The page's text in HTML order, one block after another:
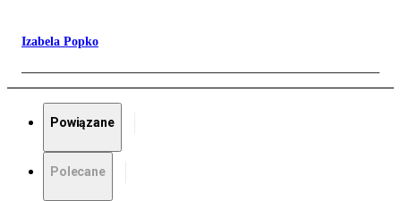
Izabela Popko
Powiązane
Polecane